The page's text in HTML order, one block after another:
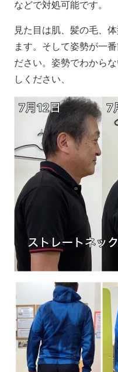
などで対処可能です。
見た目は肌、髪の毛、
ます。そして姿勢が一
ださい。姿勢でわから
しください、